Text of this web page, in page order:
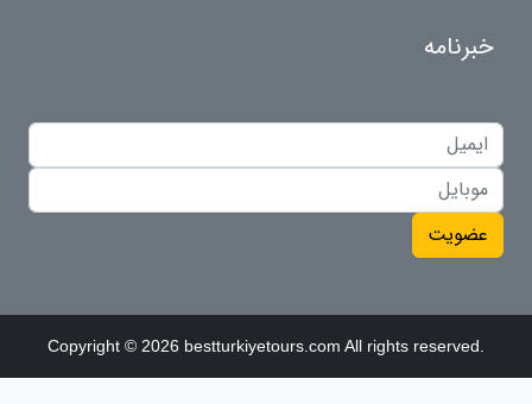
خبرنامه
عضویت
Copyright © 2026 bestturkiyetours.com All rights reserved.